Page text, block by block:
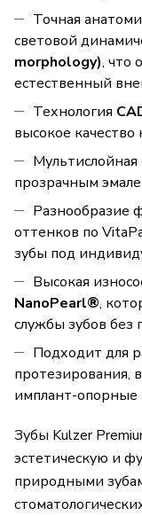
Точная
световой
morphology), что
естественный
Технология
высокое
Мультислойная
прозрачным
Разнообразие
оттенков по
зубы под
Высокая
NanoPearl®,
службы зубов без
Подходит для
протезирования,
имплант-опорные
Зубы Kulzer
эстетическую и
природными